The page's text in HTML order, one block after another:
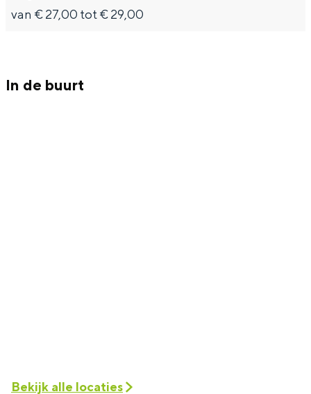
van € 27,00 tot € 29,00
In de buurt
Bekijk alle locaties